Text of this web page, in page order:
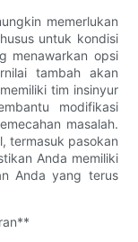
memerlukan
untuk kondisi
menawarkan opsi
tambah akan
tim insinyur
modifikasi
masalah.
termasuk pasokan
Anda memiliki
Anda yang terus